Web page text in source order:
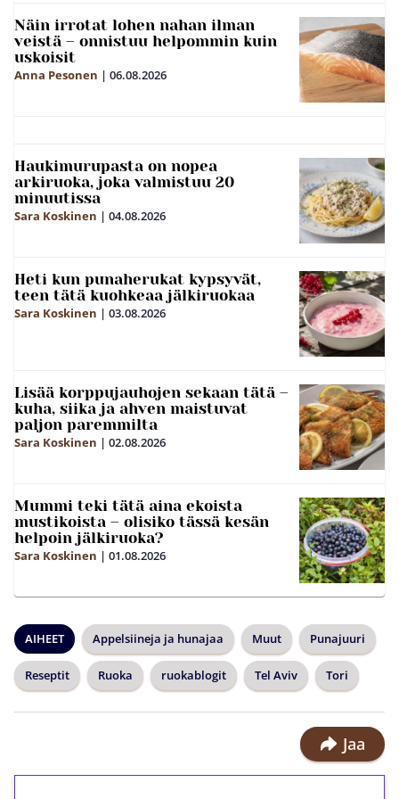
Näin irrotat lohen nahan ilman
veistä – onnistuu helpommin kuin
uskoisit
Anna Pesonen | 06.08.2026
Haukimurupasta on nopea
arkiruoka, joka valmistuu 20
minuutissa
Sara Koskinen | 04.08.2026
Heti kun punaherukat kypsyvät,
teen tätä kuohkeaa jälkiruokaa
Sara Koskinen | 03.08.2026
Lisää korppujauhojen sekaan tätä –
kuha, siika ja ahven maistuvat
paljon paremmilta
Sara Koskinen | 02.08.2026
Mummi teki tätä aina ekoista
mustikoista – olisiko tässä kesän
helpoin jälkiruoka?
Sara Koskinen | 01.08.2026
AIHEET Appelsiineja ja hunajaa Muut Punajuuri
Reseptit Ruoka ruokablogit Tel Aviv Tori
Jaa